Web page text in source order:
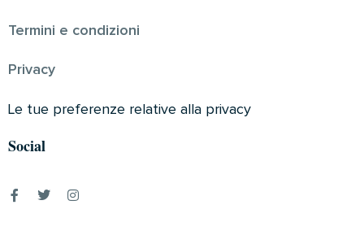
Termini e condizioni
Privacy
Le tue preferenze relative alla privacy
Social